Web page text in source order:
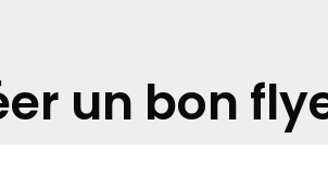
un bon